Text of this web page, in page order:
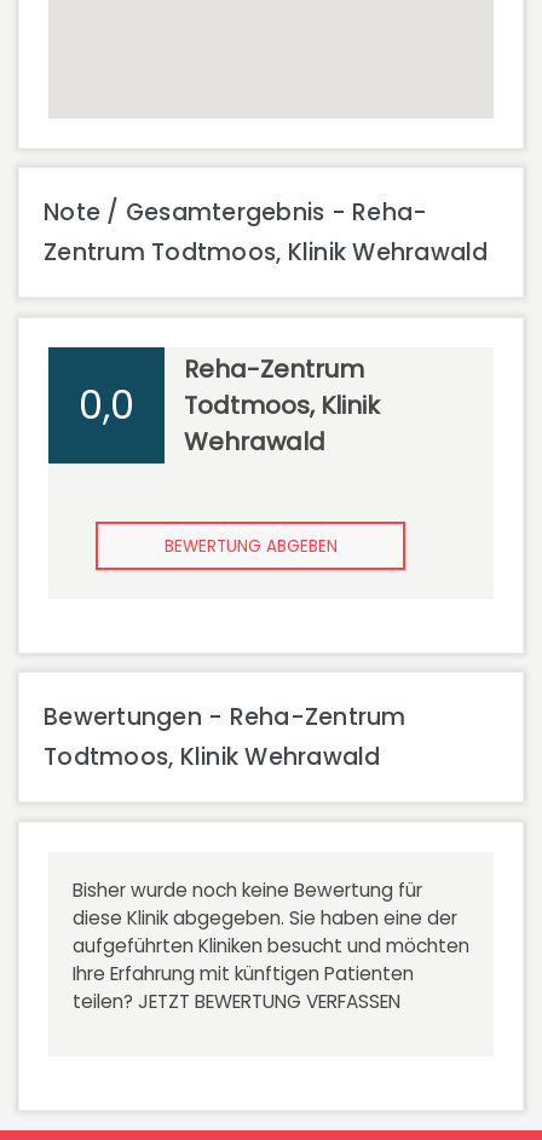
Note / Gesamtergebnis - Reha-
Zentrum Todtmoos, Klinik Wehrawald
0,0
Reha-Zentrum
Todtmoos, Klinik
Wehrawald
BEWERTUNG ABGEBEN
Bewertungen - Reha-Zentrum
Todtmoos, Klinik Wehrawald
Bisher wurde noch keine Bewertung für
diese Klinik abgegeben. Sie haben eine der
aufgeführten Kliniken besucht und möchten
Ihre Erfahrung mit künftigen Patienten
teilen? JETZT BEWERTUNG VERFASSEN